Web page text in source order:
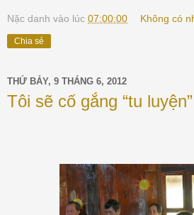
Nặc danh vào lúc 07:00:00 Không có
Chia sẻ
THỨ BẢY, 9 THÁNG 6, 2012
Tôi sẽ cố gắng “tu